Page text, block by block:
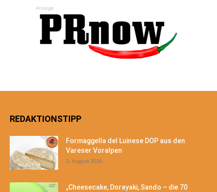
Anzeige
REDAKTIONSTIPP
Formaggella del Luinese DOP aus den
Vareser Voralpen
5. August 2026
„Cheesecake, Dorayaki, Sando – die 70